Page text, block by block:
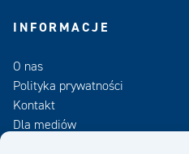
INFORMACJE
O nas
Polityka prywatności
Kontakt
Dla mediów